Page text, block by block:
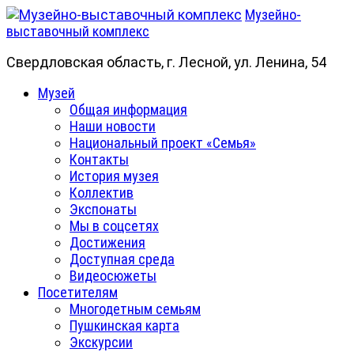
Skip
to
Музейно-
выставочный комплекс
Свердловская область, г. Лесной, ул. Ленина, 54
PrimaryМузей
Общая информация
Наши новости
Национальный проект «Семья»
Контакты
История музея
Коллектив
Экспонаты
Мы в соцсетях
Достижения
Доступная среда
Видеосюжеты
Посетителям
Многодетным семьям
Пушкинская карта
Экскурсии